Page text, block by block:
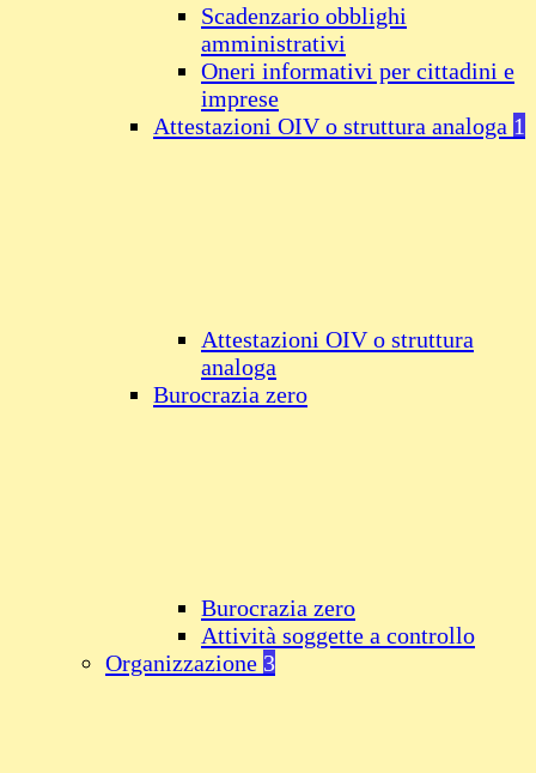
Scadenzario obblighi
amministrativi
Oneri informativi per cittadini e
imprese
Attestazioni OIV o struttura analoga 1
Attestazioni OIV o struttura
analoga
Burocrazia zero
Burocrazia zero
Attività soggette a controllo
Organizzazione 3